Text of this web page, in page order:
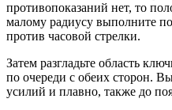
противопоказаний нет, то
малому радиусу выполните
против часовой стрелки.
Затем разгладьте область
по очереди с обеих сторон.
усилий и плавно, также до